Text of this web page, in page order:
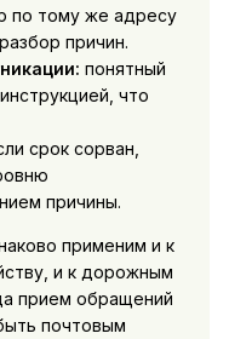
по тому же адресу
причин.
понятный
что
срок сорван,
причины.
применим и к
и к дорожным
прием обращений
почтовым